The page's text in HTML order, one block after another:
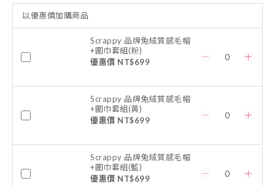
以優惠價加購商品
Scrappy 品牌兔絨質感毛帽
+圍巾套組(粉)
優惠價 NT$699
Scrappy 品牌兔絨質感毛帽
+圍巾套組(黃)
優惠價 NT$699
Scrappy 品牌兔絨質感毛帽
+圍巾套組(藍)
優惠價 NT$699